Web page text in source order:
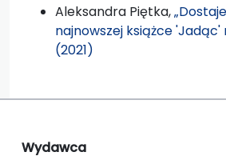
Aleksandra Piętka,
najnowszej książce
(2021)
Wydawca